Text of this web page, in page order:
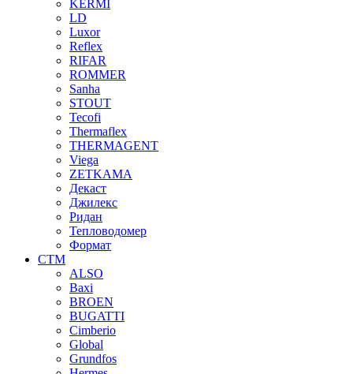
KERMI
LD
Luxor
Reflex
RIFAR
ROMMER
Sanha
STOUT
Tecofi
Thermaflex
THERMAGENT
Viega
ZETKAMA
Декаст
Джилекс
Ридан
Тепловодомер
Формат
СТМ
ALSO
Baxi
BROEN
BUGATTI
Cimberio
Global
Grundfos